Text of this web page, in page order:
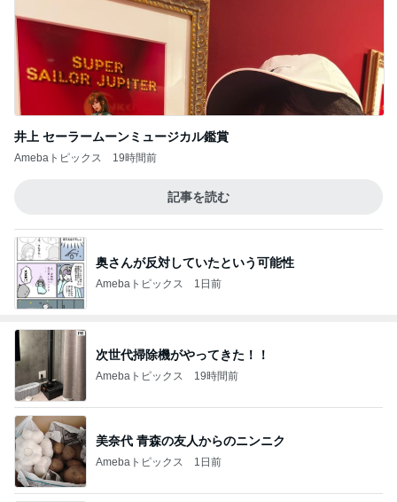
井上 セーラームーンミュージカル鑑賞
Amebaトピックス 19時間前
記事を読む
奥さんが反対していたという可能性
Amebaトピックス 1日前
次世代掃除機がやってきた！！
Amebaトピックス 19時間前
美奈代 青森の友人からのニンニク
Amebaトピックス 1日前